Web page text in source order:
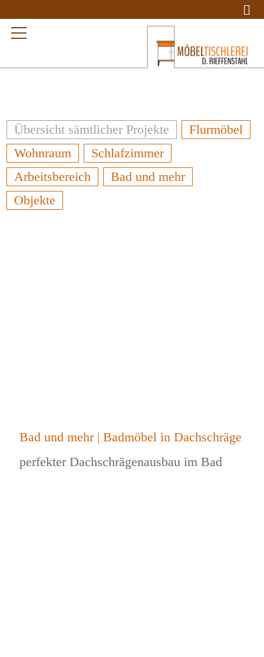
Übersicht sämtlicher Projekte
Flurmöbel
Wohnraum
Schlafzimmer
Arbeitsbereich
Bad und mehr
Objekte
Bad und mehr | Badmöbel in Dachschräge
perfekter Dachschrägenausbau im Bad